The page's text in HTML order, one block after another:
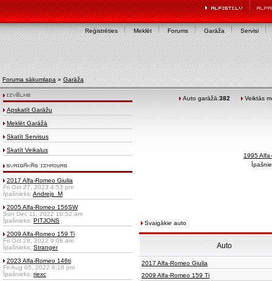
Reģistrēties Meklēt Forums Garāža Servisi
Foruma sākumlapa » Garāža
Apskatīt Garāžu
Meklēt Garāžā
Skatīt Servisus
Skatīt Veikalus
2017 Alfa-Romeo Giulia
Fri Oct 27, 2023 4:53 pm
Īpašnieks: Andrejs_M
2005 Alfa-Romeo 156SW
Sun Dec 11, 2022 10:52 am
Īpašnieks: PITJONS
2009 Alfa-Romeo 159 Ti
Fri Oct 28, 2022 9:06 am
Īpašnieks: Stranger
2023 Alfa-Romeo 146ti
Fri Aug 05, 2022 8:18 pm
Īpašnieks: riexc
Auto garāžā:382 Veiktās
1995
Svaigākie auto
Auto
2017 Alfa-Romeo Giulia
2009 Alfa-Romeo 159 Ti